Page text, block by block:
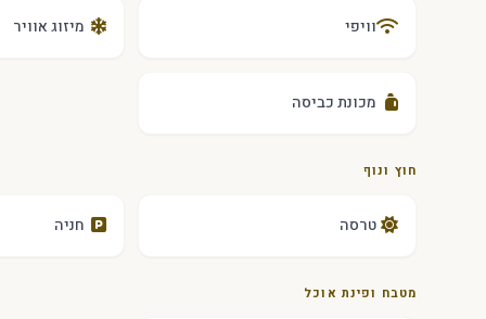
וויפי מיזוג אוויר
מכונת כביסה
חוץ ונוף
טרסה חניה
מטבח ופינת אוכל